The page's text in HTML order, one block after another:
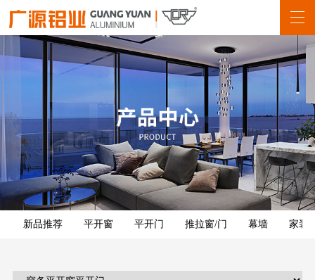
新品推荐 平开窗 平开门 推拉窗/门 幕墙 家装